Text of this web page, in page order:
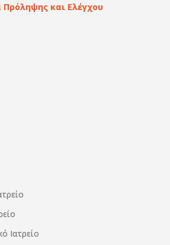
Πρόληψης και Ελέγχου
Ιατρείο